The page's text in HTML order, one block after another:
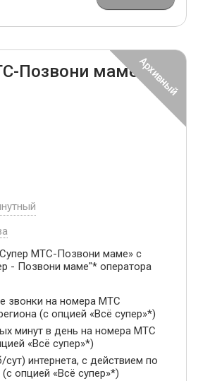
Позвони маме»
МТС-Позвони маме» с
- Позвони маме"* оператора
звонки на номера МТС
(с опцией «Всё супер»*)
минут в день на номера МТС
«Всё супер»*)
интернета, с действием по
опцией «Всё супер»*)